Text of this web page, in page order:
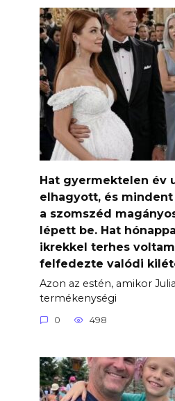
Hat gyermektelen év
elhagyott, és
a szomszéd
lépett be. Hat
ikrekkel terhes
felfedezte valódi
Azon az estén, amikor
termékenységi
0 498